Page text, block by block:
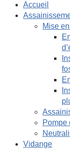
Accueil
Mise
Pompe
Vidange